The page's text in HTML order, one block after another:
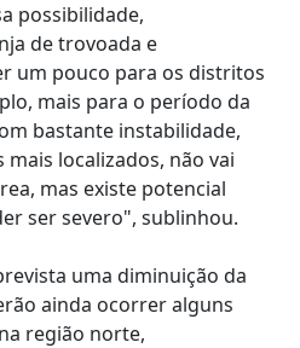
possibilidade,
de trovoada e
um pouco para os distritos
mais para o período da
bastante instabilidade,
localizados, não vai
mas existe potencial
ser severo", sublinhou.
uma diminuição da
ainda ocorrer alguns
região norte,